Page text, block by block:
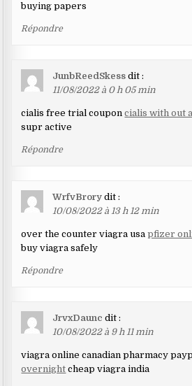
buying papers
Répondre
JunbReedSkess dit :
11/08/2022 à 0 h 05 min
cialis free trial couponcialis with out
supr active
Répondre
WrfvBrory dit :
10/08/2022 à 13 h 12 min
over the counter viagra usapfizer
buy viagra safely
Répondre
JrvxDaunc dit :
10/08/2022 à 9 h 11 min
viagra online canadian pharmacy
overnight cheap viagra india